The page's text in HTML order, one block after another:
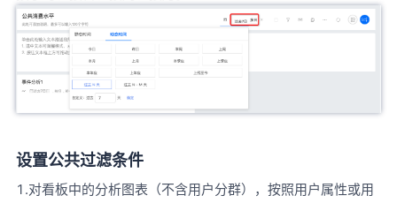
设置公共过滤条件
1.对看板中的分析图表（不含用户分群），按照用户属性或用